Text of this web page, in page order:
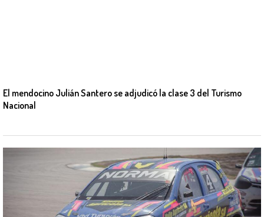
El mendocino Julián Santero se adjudicó la clase 3 del Turismo
Nacional